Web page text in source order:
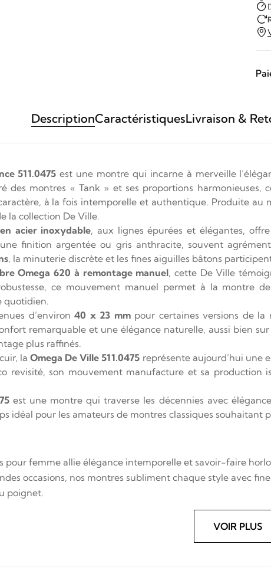
DescriptionCaractéristiquesLivraison &
511.0475 est une montre qui incarne à merveille
des montres « Tank » et ses proportions
à la fois intemporelle et authentique. Produite
la collection De Ville.
acier inoxydable, aux lignes épurées et élégantes,
finition argentée ou gris anthracite, souvent
, la minuterie discrète et les fines aiguilles bâtons
Omega 620 à remontage manuel, cette De Ville
ce mouvement manuel permet à la montre
quotidien.
d’environ40 x 23 mmpour certaines versions de la
remarquable et une élégance naturelle, aussi bien
plus raffinés.
laOmega De Ville 511.0475 représente aujourd’hui une
revisité, son mouvement manufacture et sa production
est une montre qui traverse les décennies avec
idéal pour les amateurs de montres classiques souhaitant
pour femme allie élégance intemporelle et savoir-faire
occasions, nos montres subliment chaque style avec
poignet.
VOIR PLUS